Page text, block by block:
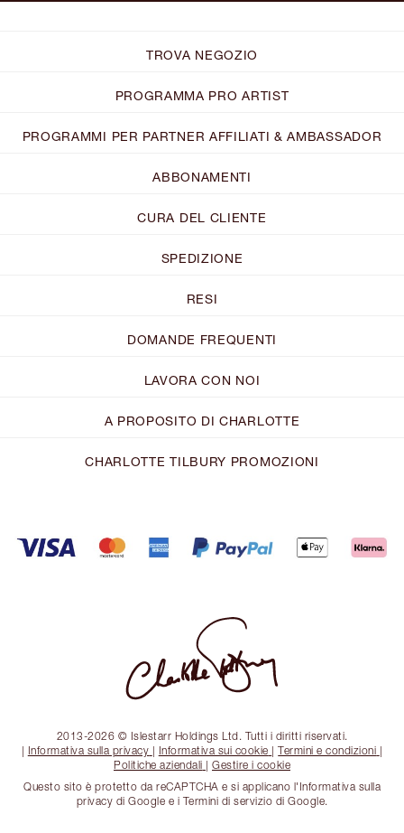
TROVA NEGOZIO
PROGRAMMA PRO ARTIST
PROGRAMMI PER PARTNER AFFILIATI & AMBASSADOR
ABBONAMENTI
CURA DEL CLIENTE
SPEDIZIONE
RESI
DOMANDE FREQUENTI
LAVORA CON NOI
A PROPOSITO DI CHARLOTTE
CHARLOTTE TILBURY PROMOZIONI
2013-2026 © Islestarr Holdings Ltd. Tutti i diritti riservati.
| Informativa sulla privacy | Informativa sui cookie |Termini e condizioni |
Politiche aziendali | Gestire i cookie
Questo sito è protetto da reCAPTCHA e si applicano l'Informativa sulla
privacy di Google e i Termini di servizio di Google.